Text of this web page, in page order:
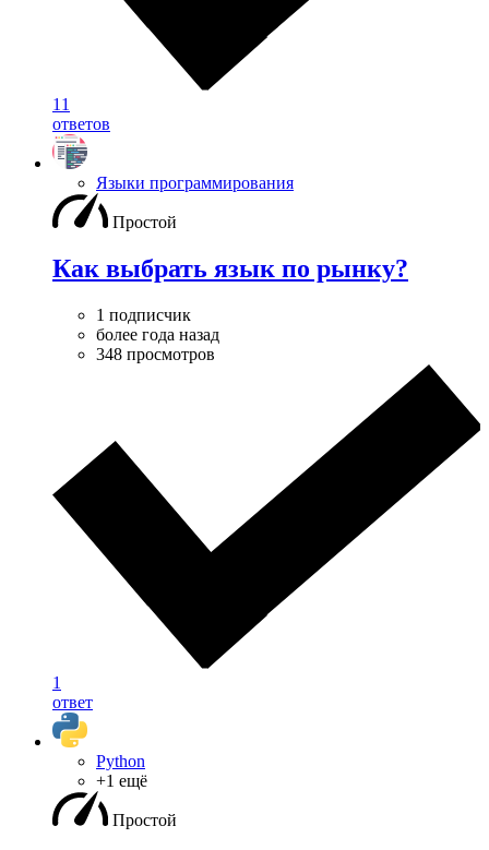
11
ответов
Языки программирования
Простой
Как выбрать язык по рынку?
1 подписчик
более года назад
348 просмотров
1
ответ
Python
+1 ещё
Простой